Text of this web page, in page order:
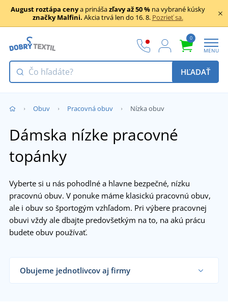
August roztápa cenya prinášazľavy až 50 %na vybrané kúsky
značky Malfini. Akcia trvá len do 16. 8. Pozrieť sa.
0
MENU
HĽADAŤ
Obuv Pracovná obuv Nízka obuv
Dámska nízke pracovné
topánky
Vyberte si u nás pohodlné a hlavne bezpečné, nízku
pracovnú obuv. V ponuke máme klasickú pracovnú obuv,
ale i obuv so športogým vzhľadom. Pri výbere pracovnej
obuvi vždy ale dbajte predovšetkým na to, na akú prácu
budete obuv používať.
Obujeme jednotlivcov aj firmy